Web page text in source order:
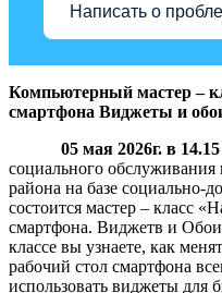
Написать о
Компьютерный мастер –
смартфона Виджеты и
05 мая 2026г. в 14.15
социального
района на базе социально-
состоится мастер – класс
смартфона. Виджетв и
классе вы узнаете, как
рабочий стол смартфона
использовать виджеты для